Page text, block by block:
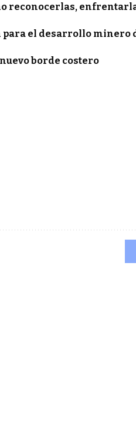
reconocerlas,
el desarrollo minero
borde costero